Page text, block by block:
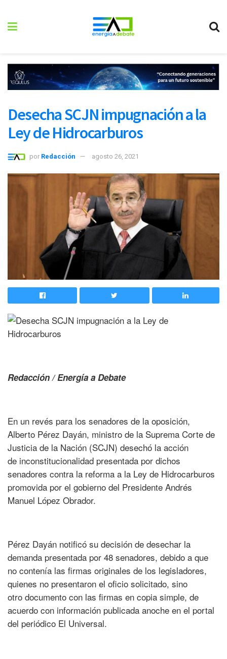
Desecha SCJN impugnación a la
Ley de Hidrocarburos
por Redacción agosto 26, 2021
Redacción / Energía a Debate
En un revés para los senadores de la oposición,
Alberto Pérez Dayán, ministro de la Suprema Corte de
Justicia de la Nación (SCJN) desechó la acción
de inconstitucionalidad presentada por dichos
senadores contra la reforma a la Ley de Hidrocarburos
promovida por el gobierno del Presidente Andrés
Manuel López Obrador.
Pérez Dayán notificó su decisión de desechar la
demanda presentada por 48 senadores, debido a que
no contenía las firmas originales de los legisladores,
quienes no presentaron el oficio solicitado, sino
otro documento con las firmas en copia simple, de
acuerdo con información publicada anoche en el portal
del periódico El Universal.